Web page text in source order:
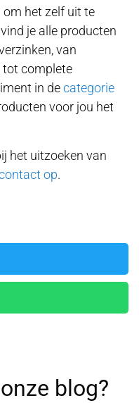
om het zelf uit te
vind je alle producten
van
tot complete
in decategorie
voor jou het
het uitzoeken van
op.
blog?